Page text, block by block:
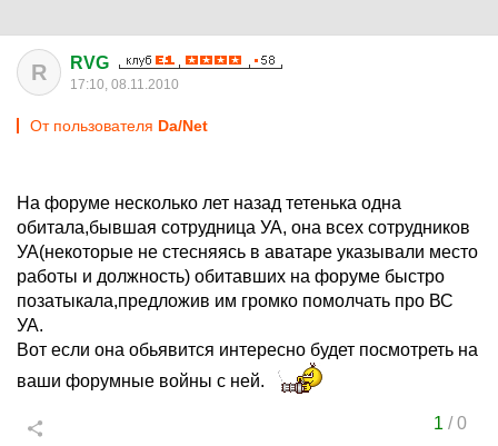
R RVG
17:10, 08.11.2010
От пользователя Da/Net
На форуме несколько лет назад тетенька одна
обитала,бывшая сотрудница УА, она всех сотрудников
УА(некоторые не стесняясь в аватаре указывали место
работы и должность) обитавших на форуме быстро
позатыкала,предложив им громко помолчать про ВС
УА.
Вот если она обьявится интересно будет посмотреть на
ваши форумные войны с ней.
1 /0